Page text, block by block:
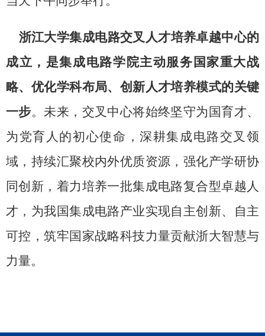
浙江大学集成电路交叉人才培养卓越中心的
成立，是集成电路学院主动服务国家重大战
略、优化学科布局、创新人才培养模式的关键
一步。未来，交叉中心将始终坚守为国育才、
为党育人的初心使命，深耕集成电路交叉领
域，持续汇聚校内外优质资源，强化产学研协
同创新，着力培养一批集成电路复合型卓越人
才，为我国集成电路产业实现自主创新、自主
可控，筑牢国家战略科技力量贡献浙大智慧与
力量。